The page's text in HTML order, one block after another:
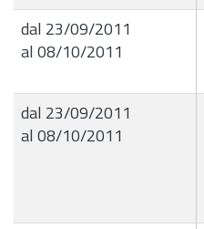
dal 23/09/2011
al 08/10/2011
dal 23/09/2011
al 08/10/2011